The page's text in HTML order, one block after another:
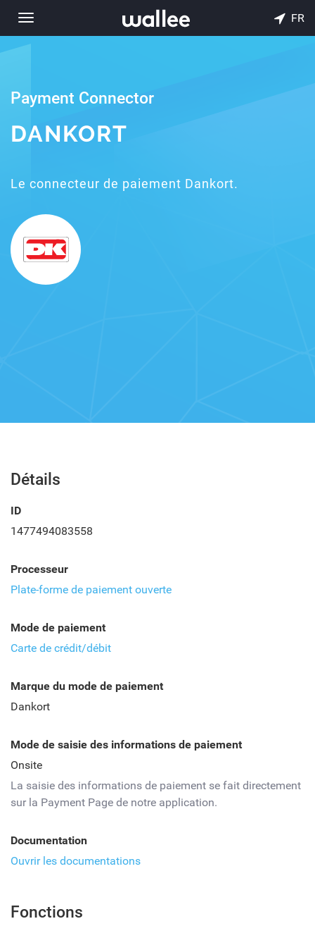
Toggle
navigation
FR
Payment Connector
DANKORT
Le connecteur de paiement Dankort.
Détails
ID
1477494083558
Processeur
Plate-forme de paiement ouverte
Mode de paiement
Carte de crédit/débit
Marque du mode de paiement
Dankort
Mode de saisie des informations de paiement
Onsite
La saisie des informations de paiement se fait directement
sur la Payment Page de notre application.
Documentation
Ouvrir les documentations
Fonctions